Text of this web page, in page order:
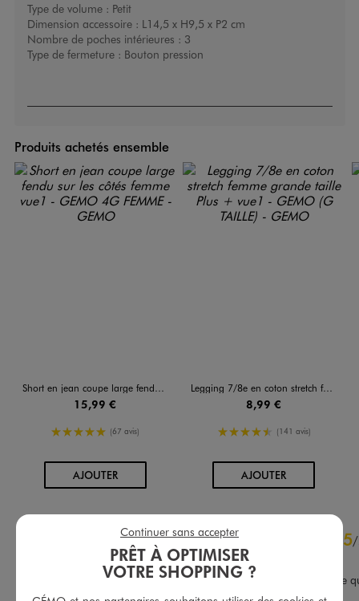
Type de volume : Petit
Dimension accessoire : L14,5 x H9,5 x P2 cm
Nombre de poches intérieures : 3
Type de fermeture : Bouton pression
Produits achetés ensemble
Short en jean coupe large fendu sur les côtés femme
15,99 €
5/5 de moyenne
(67 avis)
AJOUTERAU PANIER
Legging 7/8e en coton stretch femme grande taille Plus +
8,99 €
4.5/5 de moyenne
(141 avis)
AJOUTERAU PANIER
4.9/5 5/
Avis vérifié et récompensé
Cadeau pour ma petite fille
adoré
PRÊT À OPTIMISER
VOTRE SHOPPING ?
Continuer sans accepter